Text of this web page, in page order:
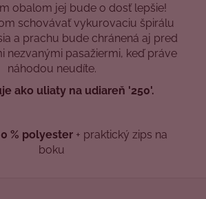
obalom jej bude o dosť lepšie!
schovávať vykurovaciu špirálu
a prachu bude chránená aj pred
nezvanými pasažiermi, keď práve
náhodou neudíte.
ako uliaty na udiareň '250'.
% polyester+ praktický zips na
boku